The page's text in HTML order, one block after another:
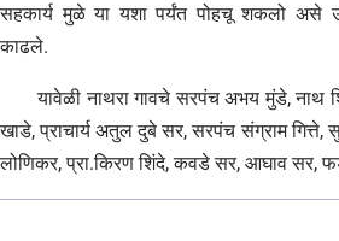
सहकार्य मुळे या यशा पर्यंत पोहचू शकलो असे
काढले.
यावेळी नाथरा गावचे सरपंच अभय मुंडे, नाथ
खाडे, प्राचार्य अतुल दुबे सर, सरपंच संग्राम गित्ते,
लोणिकर, प्रा.किरण शिंदे, कवडे सर, आघाव सर,